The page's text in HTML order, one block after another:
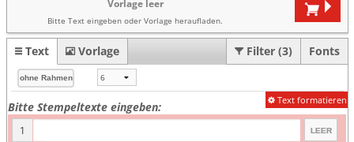
Vorlage leer
Bitte Text eingeben oder Vorlage heraufladen.
Text Vorlage Fonts
Filter (3)
Bitte Stempeltexte eingeben:
1
Text formatieren